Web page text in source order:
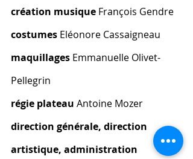
création musique François Gendre
costumes Eléonore Cassaigneau
maquillages Emmanuelle Olivet-
Pellegrin
régie plateau Antoine Mozer
direction générale, direction
artistique, administration